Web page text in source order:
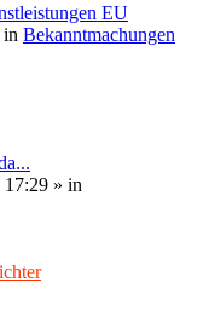
EU
in Bekanntmachungen
17:29 » in